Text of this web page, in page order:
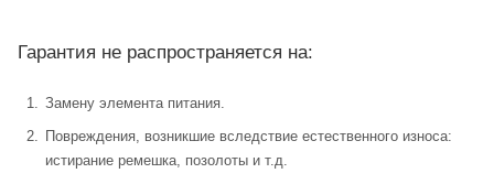
Гарантия не распространяется на:
Замену элемента питания.
Повреждения, возникшие вследствие естественного износа:
истирание ремешка, позолоты и т.д.